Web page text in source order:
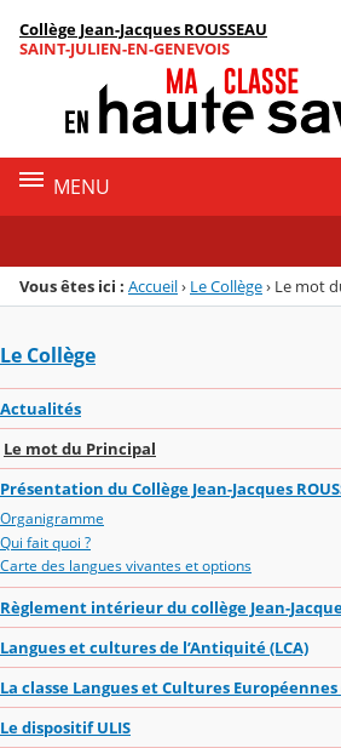
Menu de la rubrique
Contenu
Collège Jean-Jacques ROUSSEAU
SAINT-JULIEN-EN-GENEVOIS
MENU
Vous êtes ici : Accueil› Le Collège› Le mot
Le Collège
Actualités
Le mot du Principal
Présentation du Collège Jean-Jacques
Organigramme
Qui fait quoi ?
Carte des langues vivantes et options
Règlement intérieur du collège Jean-
Langues et cultures de l’Antiquité (LCA)
La classe Langues et Cultures Européennes
Le dispositif ULIS